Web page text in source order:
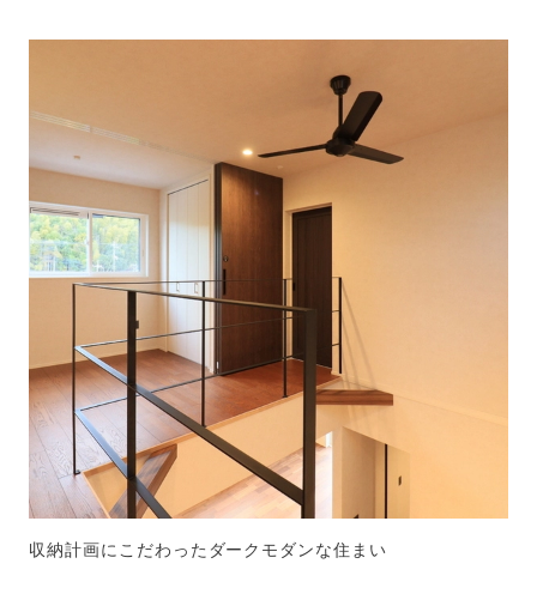
収納計画にこだわったダークモダンな住まい